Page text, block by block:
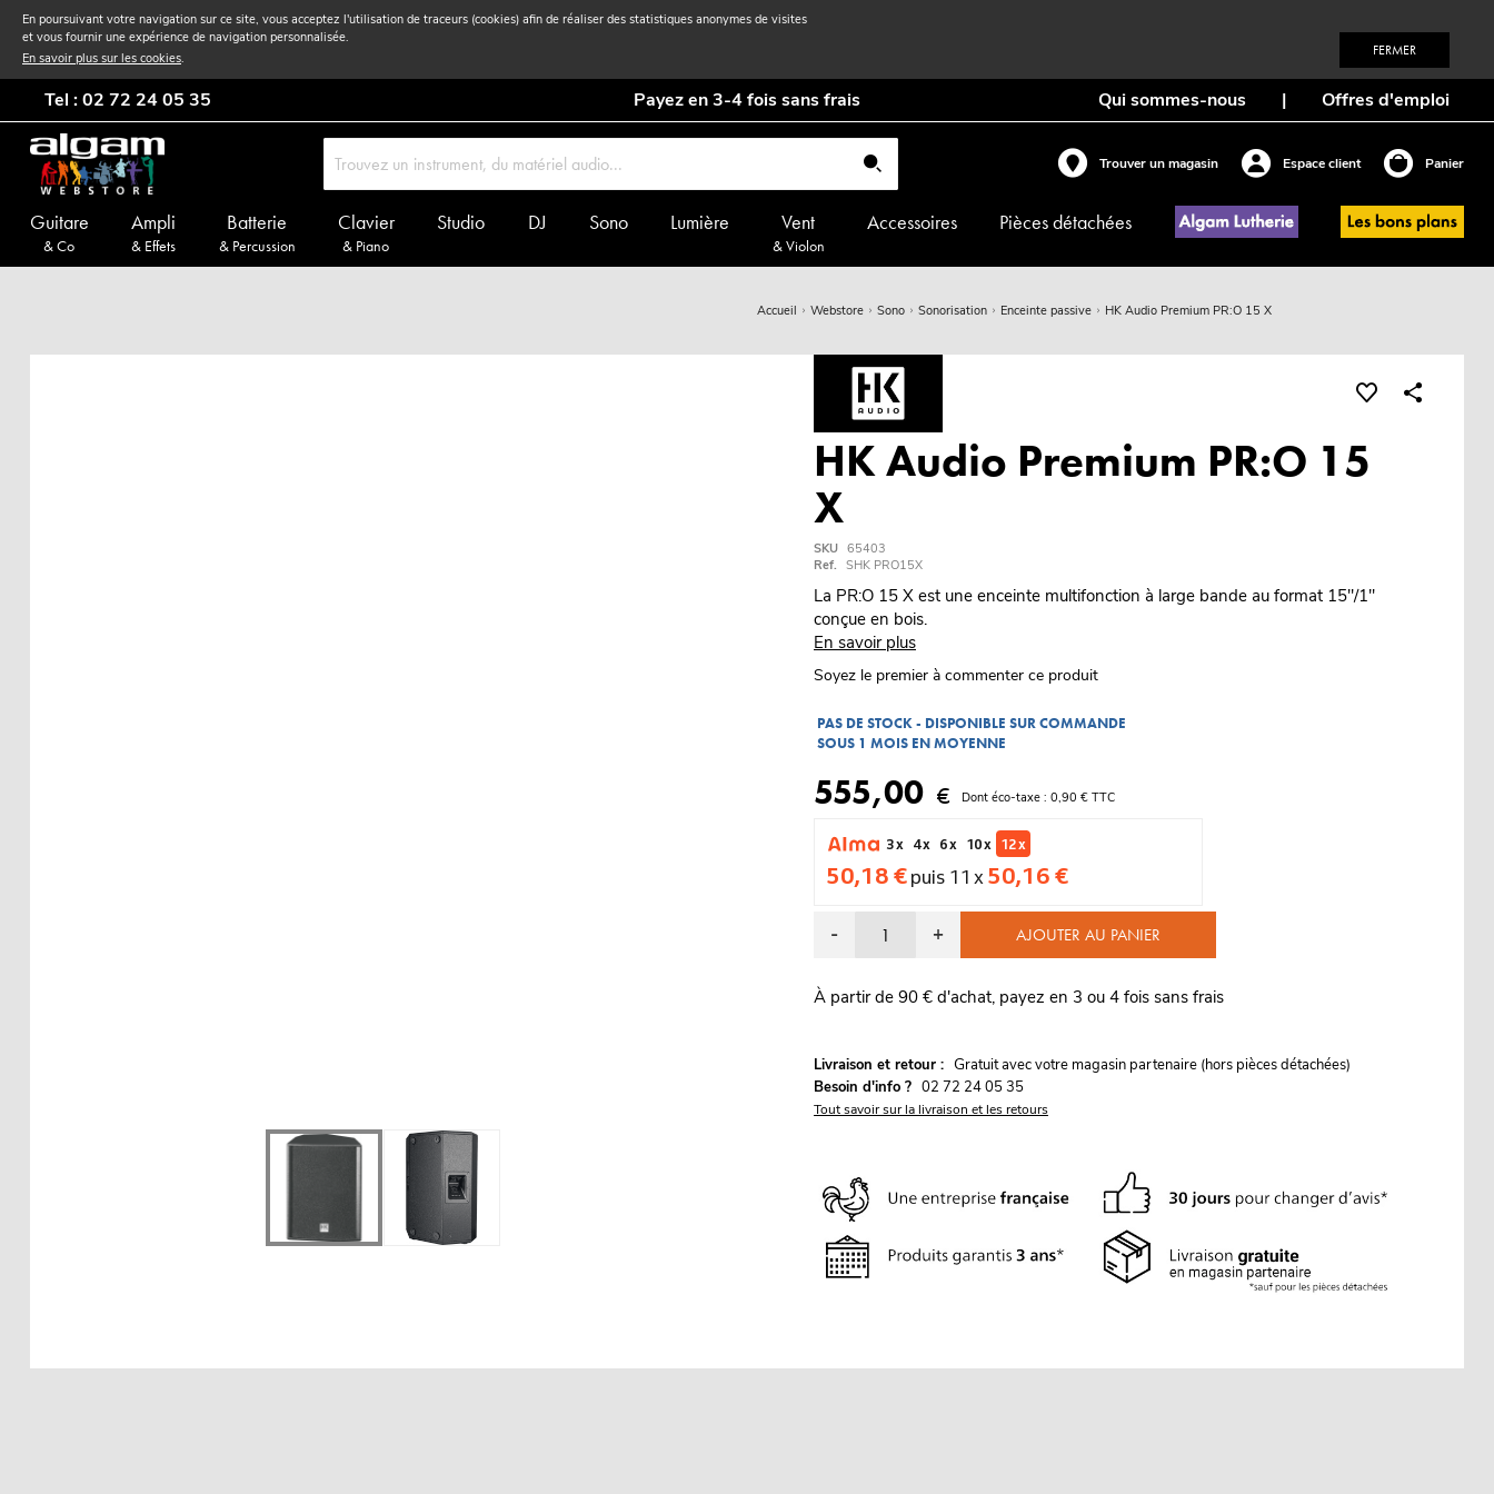
En poursuivant votre navigation sur ce site, vous acceptez l'utilisation de traceurs (cookies) afin de réaliser des statistiques anonymes de visites
et vous fournir une expérience de navigation personnalisée.
En savoir plus sur les cookies. FERMER
Tel : 02 72 24 05 35 Payez en 3-4 fois sans frais Qui sommes-nous | Offres d'emploi
Trouver un magasin Espace client Panier
Guitare
& Co
Ampli
& Effets
Batterie
& Percussion
Clavier
& Piano
Studio DJ Sono Lumière Vent
& Violon
Accessoires Pièces détachées
Accueil Webstore Sono Sonorisation Enceinte passive HK Audio Premium PR:O 15 X
HK Audio Premium PR:O 15
X
SKU 65403
Ref. SHK PRO15X
La PR:O 15 X est une enceinte multifonction à large bande au format 15"/1"
conçue en bois.
En savoir plus
Soyez le premier à commenter ce produit
PAS DE STOCK - DISPONIBLE SUR COMMANDE
SOUS 1 MOIS EN MOYENNE
555,00 € Dont éco-taxe : 0,90 € TTC
3 x 4 x 6 x 10 x 12 x
50,18 €puis 11 x 50,16 €
- + AJOUTER AU PANIER
À partir de 90 € d'achat, payez en 3 ou 4 fois sans frais
Livraison et retour : Gratuit avec votre magasin partenaire (hors pièces détachées)
Besoin d'info ? 02 72 24 05 35
Tout savoir sur la livraison et les retours